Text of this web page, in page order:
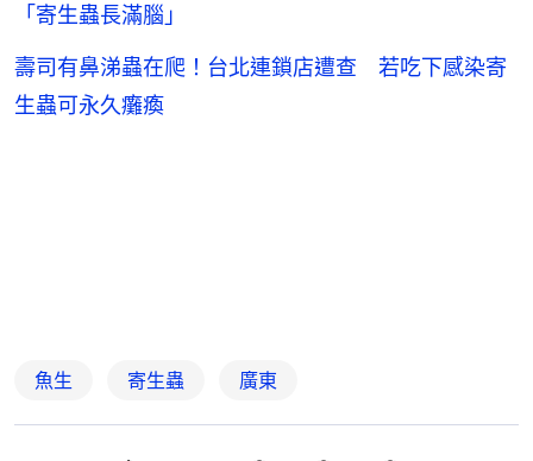
「寄生蟲長滿腦」
壽司有鼻涕蟲在爬！台北連鎖店遭查 若吃下感染寄
生蟲可永久癱瘓
魚生 寄生蟲 廣東